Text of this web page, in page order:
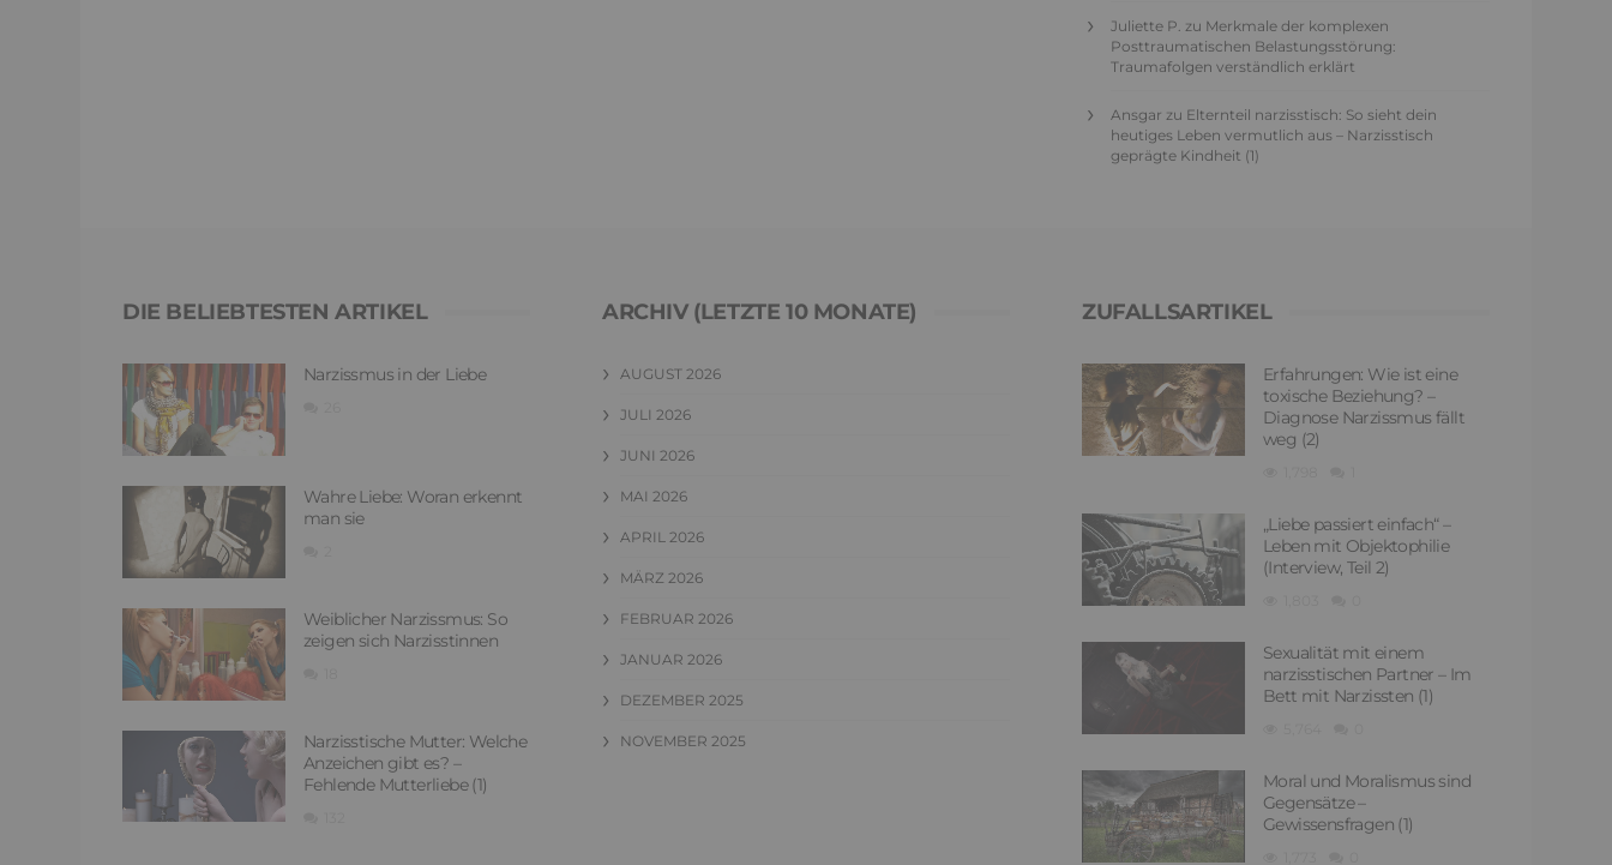
Juliette P. zu Merkmale der komplexen
Posttraumatischen Belastungsstörung:
Traumafolgen verständlich erklärt
Ansgar zu Elternteil narzisstisch: So sieht dein
heutiges Leben vermutlich aus – Narzisstisch
geprägte Kindheit (1)
DIE BELIEBTESTEN ARTIKEL
Narzissmus in der Liebe
Wahre Liebe: Woran erkennt
man sie
Weiblicher Narzissmus: So
zeigen sich Narzisstinnen
Narzisstische Mutter: Welche
Anzeichen gibt es? –
Fehlende Mutterliebe (1)
ARCHIV (LETZTE 10 MONATE)
AUGUST 2026
JULI 2026
JUNI 2026
MAI 2026
APRIL 2026
MÄRZ 2026
FEBRUAR 2026
JANUAR 2026
DEZEMBER 2025
NOVEMBER 2025
ZUFALLSARTIKEL
Erfahrungen: Wie ist eine
toxische Beziehung? –
Diagnose Narzissmus fällt
weg (2)
„Liebe passiert einfach“ –
Leben mit Objektophilie
(Interview, Teil 2)
Sexualität mit einem
narzisstischen Partner – Im
Bett mit Narzissten (1)
Moral und Moralismus sind
Gegensätze –
Gewissensfragen (1)